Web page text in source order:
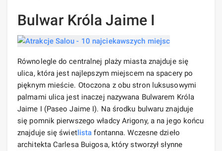
Bulwar Króla Jaime I
Równolegle do centralnej plaży miasta znajduje się
ulica, która jest najlepszym miejscem na spacery po
pięknym mieście. Otoczona z obu stron luksusowymi
palmami ulica jest inaczej nazywana Bulwarem Króla
Jaime I (Paseo Jaime I). Na środku bulwaru znajduje
się pomnik pierwszego władcy Arigony, a na jego końcu
znajduje się świetlista fontanna. Wczesne dzieło
architekta Carlesa Buigosa, który stworzył słynne